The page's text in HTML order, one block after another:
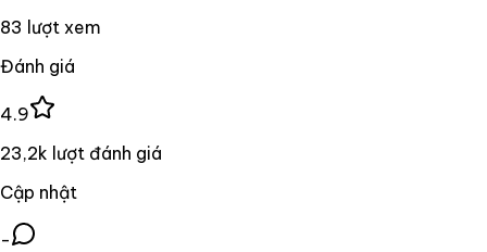
83 lượt xem
Đánh giá
4.9
23,2k lượt đánh giá
Cập nhật
-